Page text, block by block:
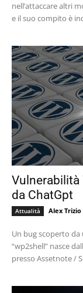
nell’attaccare altri
e il suo compito è
Vulnerabilità
da ChatGpt
Attualità Alex Trizio
Un bug scoperto da un
“wp2shell” nasce
presso Assetnote /